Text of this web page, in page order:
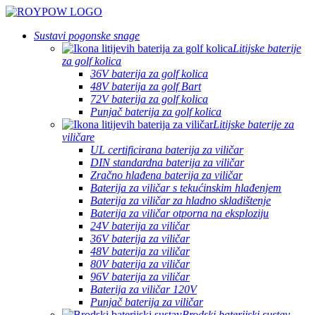
Sustavi pogonske snage
Litijske baterije
za golf kolica
36V baterija za golf kolica
48V baterija za golf Bart
72V baterija za golf kolica
Punjač baterija za golf kolica
Litijske baterije za
viličare
UL certificirana baterija za viličar
DIN standardna baterija za viličar
Zračno hlađena baterija za viličar
Baterija za viličar s tekućinskim hlađenjem
Baterija za viličar za hladno skladištenje
Baterija za viličar otporna na eksploziju
24V baterija za viličar
36V baterija za viličar
48V baterija za viličar
80V baterija za viličar
96V baterija za viličar
Baterija za viličar 120V
Punjač baterija za viličar